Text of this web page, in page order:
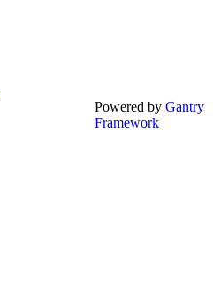
Powered by Gantry
Framework